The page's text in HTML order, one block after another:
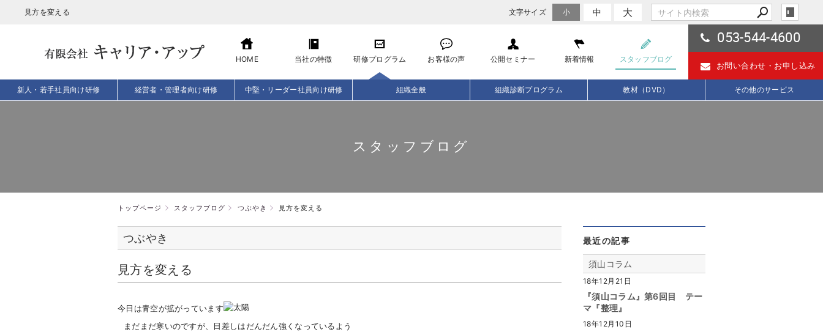
見方を変える 文字サイズ 小 中 大
HOME 当社の特徴 研修プログラム お客様の声 公開セミナー 新着情報 スタッフブログ
053-544-4600
お問い合わせ・ お申し込み
新人・若手社員向け研修 経営者・管理者向け研修 中堅・リーダー社員向け研修 組織全般 組織診断プログラム 教材（DVD） その他のサービス
スタッフブログ
トップページ スタッフブログ つぶやき 見方を変える
つぶやき
見方を変える
今日は青空が拡がっています
まだまだ寒いのですが、日差しはだんだん強くなっているよう
最近の記事
須山コラム
18年12月21日
『須山コラム』第6回目 テー
マ『整理』
18年12月10日